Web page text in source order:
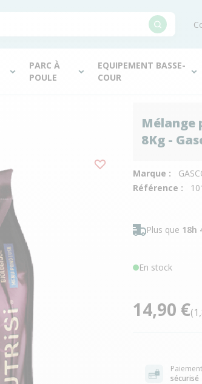
PARC À
POULE
EQUIPEMENT BASSE-
COUR
Mélange
8Kg -
Marque :
Référence :
Plus que 18h
En stock
14,90 €
Paiement
sécurisé